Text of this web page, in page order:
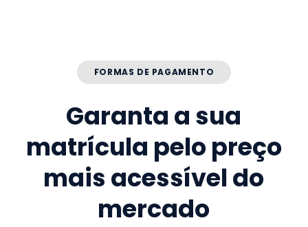
FORMAS DE PAGAMENTO
Garanta a sua
matrícula pelo preço
mais acessível do
mercado